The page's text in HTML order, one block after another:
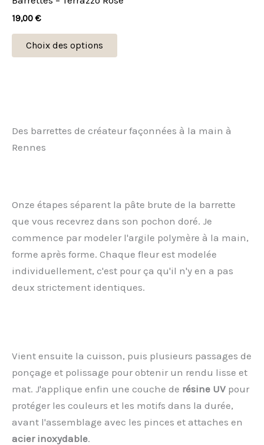
19,00 €
Choix des options
la
Des barrettes de créateur façonnées à la main à
Rennes
Onze étapes séparent la pâte brute de la barrette
que vous recevrez dans son pochon doré. Je
commence par modeler l'argile polymère à la main,
forme après forme. Chaque fleur est modelée
individuellement, c'est pour ça qu'il n'y en a pas
deux strictement identiques.
Vient ensuite la cuisson, puis plusieurs passages de
ponçage et polissage pour obtenir un rendu lisse et
mat. J'applique enfin une couche de résine UV pour
protéger les couleurs et les motifs dans la durée,
avant l'assemblage avec les pinces et attaches en
acier inoxydable.